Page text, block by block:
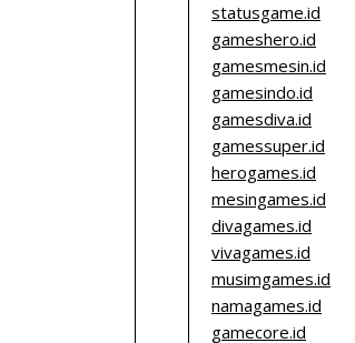
statusgame.id
gameshero.id
gamesmesin.id
gamesindo.id
gamesdiva.id
gamessuper.id
herogames.id
mesingames.id
divagames.id
vivagames.id
musimgames.id
namagames.id
gamecore.id